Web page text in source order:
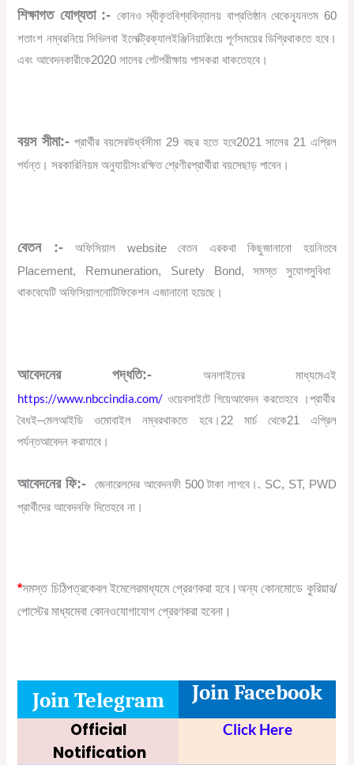
শিক্ষাগত যোগ্যতা :- কোনও স্বীকৃতবিশ্ববিদ্যালয় বাপ্রতিষ্ঠান থেকেন্যূনতম 60
শতাংশ নম্বরনিয়ে সিভিলবা ইলেক্ট্রিক্যালইঞ্জিনিয়ারিংয়ে পূর্ণসময়ের ডিগ্রিথাকতে হবে।
এবং আবেদনকারীকে2020সালের গেটপরীক্ষায় পাসকরা থাকতেহবে।
বয়স সীমা:- প্রার্থীর বয়সেরউর্ধ্বসীমা 29 বছর হতে হবে2021সালের 21 এপ্রিল
পর্যন্ত। সরকারিনিয়ম অনুযায়ীসংরক্ষিত শ্রেণীরপ্রার্থীরা বয়সেছাড় পাবেন।
বেতন:-অফিসিয়াল websiteবেতন এরকথা কিছুজানানো হয়নিতবে
Placement, Remuneration, Surety Bond,সমস্ত সুযোগসুবিধা
থাকবেযেটি অফিসিয়ালনোটিফিকেশন এজানানো হয়েছে।
আবেদনের পদ্ধতি:- অনলাইনের মাধ্যমেএই
https://www.nbccindia.com/ ওয়েবসাইটে গিয়েআবেদন করতেহবে ।প্রার্থীর
বৈধই–মেলআইডি ওমোবাইল নম্বরথাকতে হবে। 22 মার্চ থেকে21 এপ্রিল
পর্যন্তআবেদন করাযাবে।
আবেদনের ফি:- জেনারেলদের আবেদনফী500টাকা লাগবে। . SC, ST, PWD
প্রার্থীদের আবেদনফি দিতেহবে না।
*সমস্ত চিঠিপত্রকেবল ইমেলেরমাধ্যমে প্রেরণকরা হবে।অন্য কোনমোডে কুরিয়ার/
পোস্টের মাধ্যমেবা কোনওযোগাযোগ প্রেরণকরা হবেনা।
Join Telegram Join Facebook
Official
Notification
Click Here